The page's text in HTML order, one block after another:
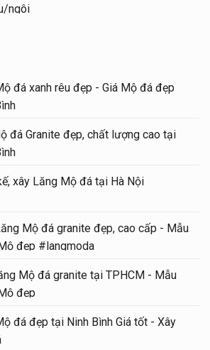
ngôi
đá xanh rêu đẹp - Giá Mộ đá đẹp
đá Granite đẹp, chất lượng cao tại
xây Lăng Mộ đá tại Hà Nội
Mộ đá granite đẹp, cao cấp - Mẫu
đẹp #langmoda
Mộ đá granite tại TPHCM - Mẫu
đẹp
đá đẹp tại Ninh Bình Giá tốt - Xây